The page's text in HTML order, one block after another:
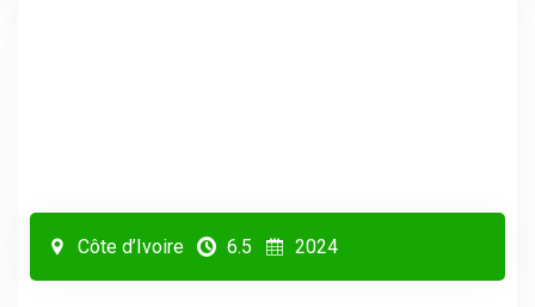
Côte d’Ivoire 6.5 2024